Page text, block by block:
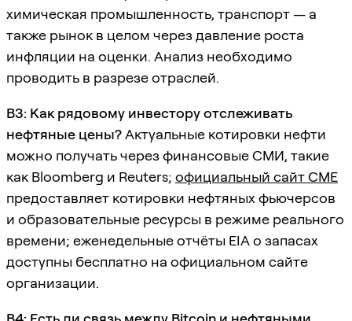
химическая промышленность, транспорт — а
также рынок в целом через давление роста
инфляции на оценки. Анализ необходимо
проводить в разрезе отраслей.
В3: Как рядовому инвестору отслеживать
нефтяные цены?Актуальные котировки нефти
можно получать через финансовые СМИ, такие
как Bloomberg и Reuters; официальный сайт CME
предоставляет котировки нефтяных фьючерсов
и образовательные ресурсы в режиме реального
времени; еженедельные отчёты EIA о запасах
доступны бесплатно на официальном сайте
организации.